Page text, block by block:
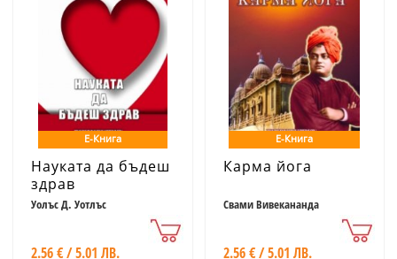
Е-Книга
Науката да бъдеш
здрав
Уолъс Д. Уотлъс
2.56 € / 5.01 ЛВ.
Е-Книга
Карма йога
Свами Вивекананда
2.56 € / 5.01 ЛВ.